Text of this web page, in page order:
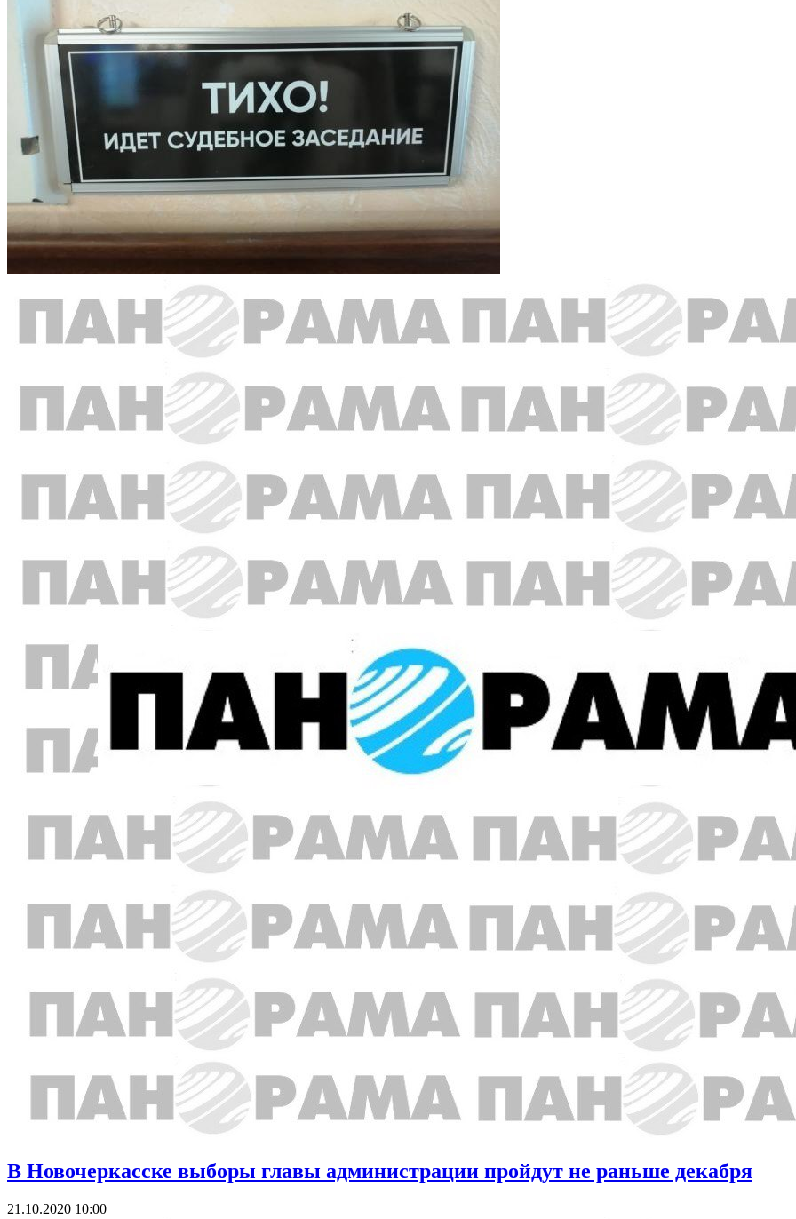
В Новочеркасске выборы главы администрации пройдут не раньше декабря
21.10.2020 10:00